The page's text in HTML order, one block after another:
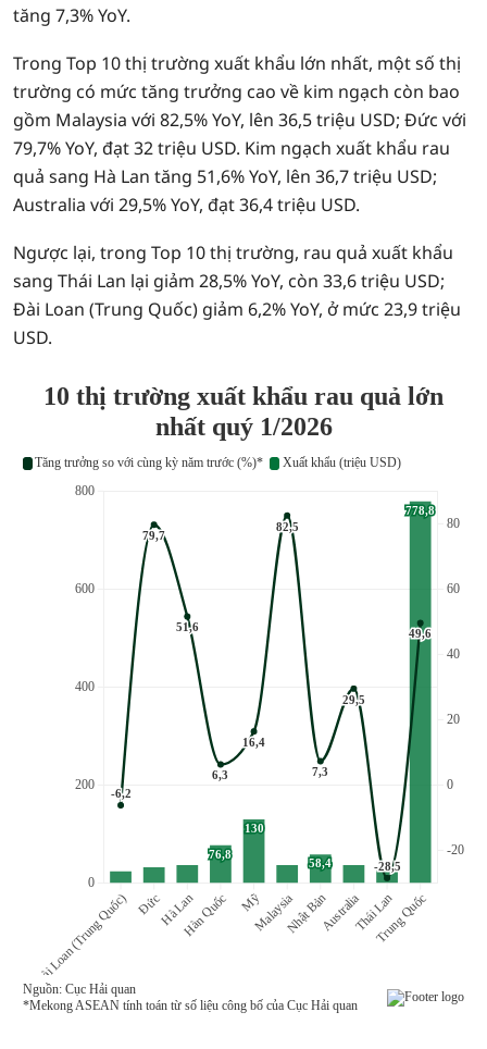
tăng 7,3% YoY.
Trong Top 10 thị trường xuất khẩu lớn nhất, một số thị
trường có mức tăng trưởng cao về kim ngạch còn bao
gồm Malaysia với 82,5% YoY, lên 36,5 triệu USD; Đức với
79,7% YoY, đạt 32 triệu USD. Kim ngạch xuất khẩu rau
quả sang Hà Lan tăng 51,6% YoY, lên 36,7 triệu USD;
Australia với 29,5% YoY, đạt 36,4 triệu USD.
Ngược lại, trong Top 10 thị trường, rau quả xuất khẩu
sang Thái Lan lại giảm 28,5% YoY, còn 33,6 triệu USD;
Đài Loan (Trung Quốc) giảm 6,2% YoY, ở mức 23,9 triệu
USD.